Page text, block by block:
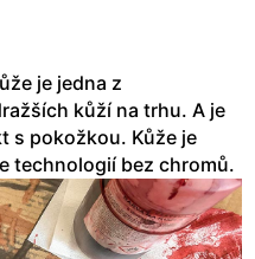
je jedna z
kůží na trhu. A je
s pokožkou. Kůže je
technologií bez chromů.